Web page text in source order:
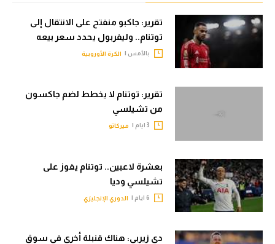
سعودي في الجول
الدوري الإنجليزي
الدوري الإسباني
القسم الثاني
رياضات أخرى
أمم إفريقيا
كرة السلة الأمريكية
كرة سلة
كرة يد
الدوري الإنجليزي
الدوري الإسباني
دوري أبطال أوروبا
القسم الثاني
رياضات أخرى
كرة السلة الأمريكية
كرة سلة
كرة يد
كرة طائرة
تقرير: جاكبو منفتح على الانتقال إلى
توتنام.. وليفربول يحدد سعر بيعه
بالأمس | الكرة الأوروبية
تقرير: توتنام لا يخطط لضم جاكسون
من تشيلسي
ميركاتو
بعشرة لاعبين.. توتنام يفوز على
تشيلسي وديا
الدوري الإنجليزي
دي زيربي: هناك قنبلة أخرى في سوق